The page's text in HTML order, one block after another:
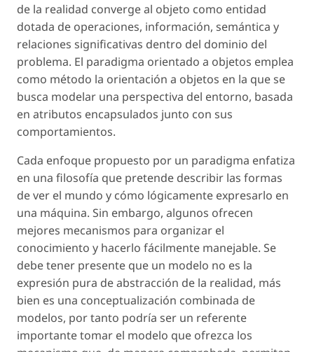
de la realidad converge al objeto como entidad
dotada de operaciones, información, semántica y
relaciones significativas dentro del dominio del
problema. El paradigma orientado a objetos emplea
como método la orientación a objetos en la que se
busca modelar una perspectiva del entorno, basada
en atributos encapsulados junto con sus
comportamientos.
Cada enfoque propuesto por un paradigma enfatiza
en una filosofía que pretende describir las formas
de ver el mundo y cómo lógicamente expresarlo en
una máquina. Sin embargo, algunos ofrecen
mejores mecanismos para organizar el
conocimiento y hacerlo fácilmente manejable. Se
debe tener presente que un modelo no es la
expresión pura de abstracción de la realidad, más
bien es una conceptualización combinada de
modelos, por tanto podría ser un referente
importante tomar el modelo que ofrezca los